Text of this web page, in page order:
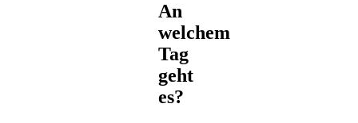
An
welchem
Tag
geht
es?